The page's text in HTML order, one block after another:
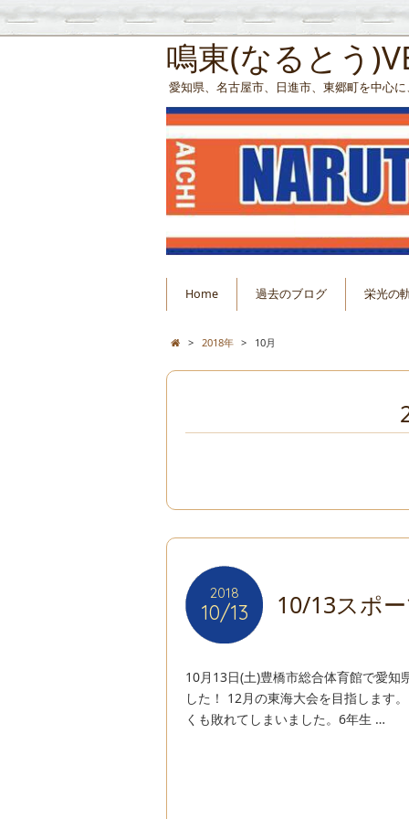
鳴東(なるとう
愛知県、名古屋市、日進市、東郷町を中心
Home 過去のブログ 栄光の
> 2018年 > 10月
2018
10/13
2018
10/13 10/13スポ
10月13日(土)豊橋市総合体育館で愛
した！ 12月の東海大会を目指します
くも敗れてしまいました。6年生 …